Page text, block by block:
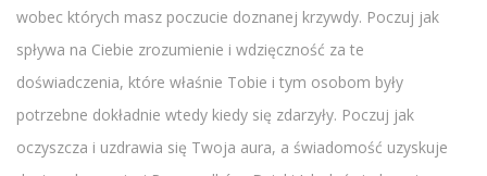
wobec których masz poczucie doznanej krzywdy. Poczuj jak
spływa na Ciebie zrozumienie i wdzięczność za te
doświadczenia, które właśnie Tobie i tym osobom były
potrzebne dokładnie wtedy kiedy się zdarzyły. Poczuj jak
oczyszcza i uzdrawia się Twoja aura, a świadomość uzyskuje